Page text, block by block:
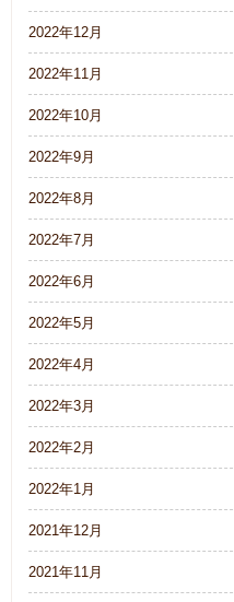
2022年12月
2022年11月
2022年10月
2022年9月
2022年8月
2022年7月
2022年6月
2022年5月
2022年4月
2022年3月
2022年2月
2022年1月
2021年12月
2021年11月